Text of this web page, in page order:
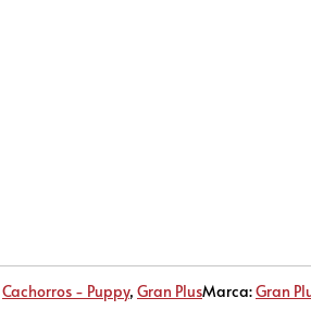
Cachorros - Puppy, Gran PlusMarca:Gran